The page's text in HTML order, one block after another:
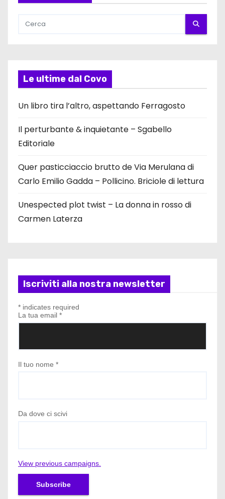
Le ultime dal Covo
Un libro tira l’altro, aspettando Ferragosto
Il perturbante & inquietante – Sgabello
Editoriale
Quer pasticciaccio brutto de Via Merulana di
Carlo Emilio Gadda – Pollicino. Briciole di lettura
Unespected plot twist – La donna in rosso di
Carmen Laterza
Iscriviti alla nostra newsletter
* indicates required
La tua email *
Il tuo nome *
Da dove ci scivi
View previous campaigns.